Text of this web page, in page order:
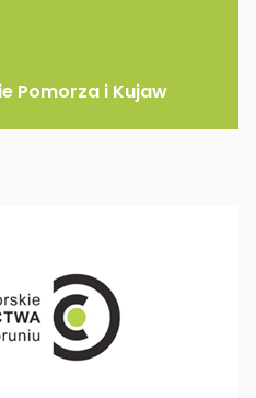
Pomorza i Kujaw